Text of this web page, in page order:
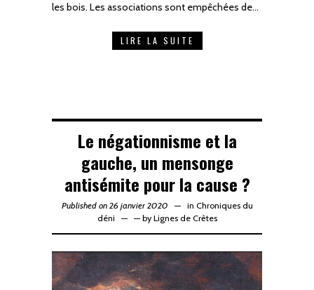
les bois. Les associations sont empêchées de…
LIRE LA SUITE
Le négationnisme et la
gauche, un mensonge
antisémite pour la cause ?
Published on 26 janvier 2020 in Chroniques du
déni
—by Lignes de Crêtes